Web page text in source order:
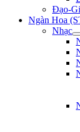
Đạo-
Ngàn Hoa
Nhạc